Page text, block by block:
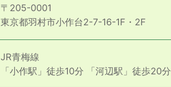
〒205-0001
東京都羽村市小作台2-7-16-1F・2F
JR青梅線
「小作駅」徒歩10分
「河辺駅」徒歩20分